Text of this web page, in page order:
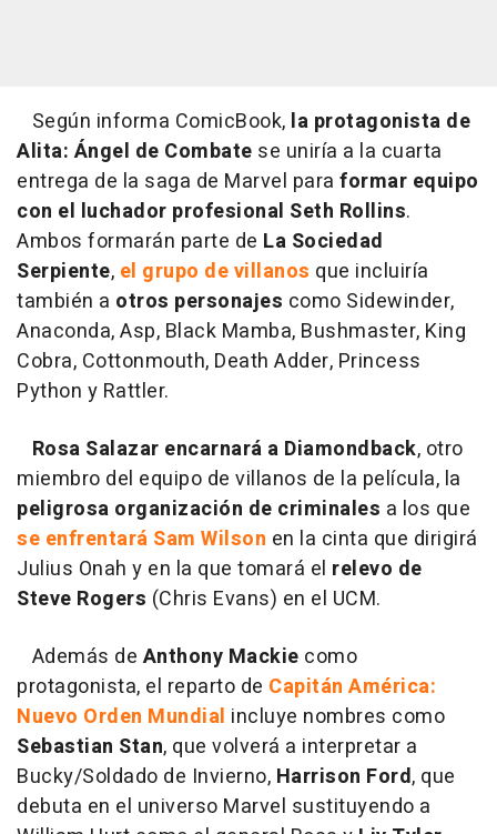
Según informa ComicBook, la protagonista de
Alita: Ángel de Combate se uniría a la cuarta
entrega de la saga de Marvel para formar equipo
con el luchador profesional Seth Rollins.
Ambos formarán parte de La Sociedad
Serpiente, el grupo de villanos que incluiría
también a otros personajes como Sidewinder,
Anaconda, Asp, Black Mamba, Bushmaster, King
Cobra, Cottonmouth, Death Adder, Princess
Python y Rattler.
Rosa Salazar encarnará a Diamondback, otro
miembro del equipo de villanos de la película, la
peligrosa organización de criminales a los que
se enfrentará Sam Wilson en la cinta que dirigirá
Julius Onah y en la que tomará el relevo de
Steve Rogers (Chris Evans) en el UCM.
Además de Anthony Mackie como
protagonista, el reparto de Capitán América:
Nuevo Orden Mundial incluye nombres como
Sebastian Stan, que volverá a interpretar a
Bucky/Soldado de Invierno, Harrison Ford, que
debuta en el universo Marvel sustituyendo a